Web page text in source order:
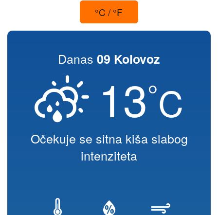
°C / °F
Danas 09 Kolovoz
13°C
Očekuje se sitna kiša slabog
intenziteta